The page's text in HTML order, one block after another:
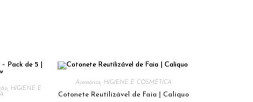
HIGIENE E
Acessórios, HIGIENE E COSMÉTICA
Cotonete Reutilizável de Faia | Caliquo